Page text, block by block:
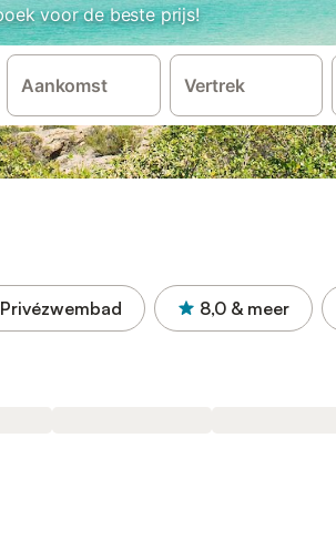
voor de beste prijs!
Aankomst Vertrek
Privézwembad 8,0 & meer